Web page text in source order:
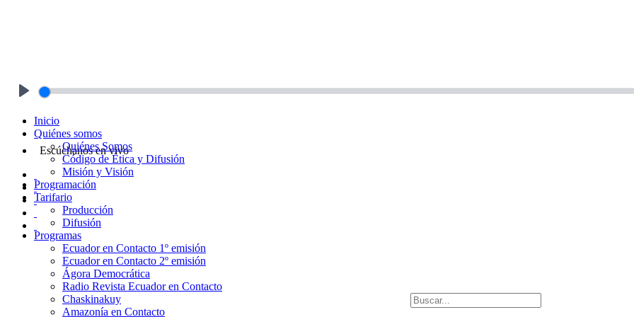
Escúchanos en vivo
Inicio
Quiénes somos
Quiénes Somos
Código de Ética y Difusión
Misión y Visión
Programación
Tarifario
Producción
Difusión
Programas
Ecuador en Contacto 1º emisión
Ecuador en Contacto 2º emisión
Ágora Democrática
Radio Revista Ecuador en Contacto
Chaskinakuy
Amazonía en Contacto